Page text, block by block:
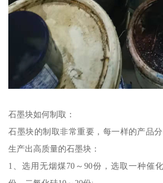
石墨块如何制取：
石墨块的制取非常重要，每一样的产品
生产出高质量的石墨块：
1、选用无烟煤70～90份，选取一种催